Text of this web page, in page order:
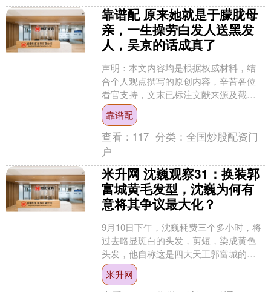
靠谱配 原来她就是于朦胧母
亲，一生操劳白发人送黑发
人，吴京的话成真了
声明：本文内容均是根据权威材料，结
合个人观点撰写的原创内容，辛苦各位
看官支持，文末已标注文献来源及截
图，请知悉。 声明：本文内容均是根据
权威材料，结合个人观点撰....
靠谱配
查看： 117 分类：全国炒股配资门
户
米升网 沈巍观察31：换装郭
富城黄毛发型，沈巍为何有
意将其争议最大化？
9月10日下午，沈巍耗费三个多小时，将
过去略显斑白的头发，剪短，染成黄色
头发，他自称这是四大天王郭富城的发
型。 他调侃自己，说原来想染成金发闪
闪，但因为那个颜色....
米升网